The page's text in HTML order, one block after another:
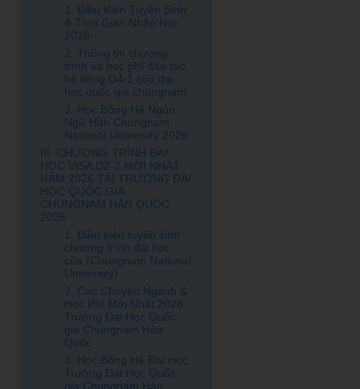
1. Điều Kiện Tuyển Sinh
& Thời Gian Nhập Học
2026
2. Thông tin chương
trình và học phí đào tạo
hệ tiếng D4-1 của đại
học quốc gia chungnam
3. Học Bổng Hệ Ngôn
Ngữ Hàn Chungnam
National University 2026
III. CHƯƠNG TRÌNH ĐẠI
HỌC VISA D2-2 MỚI NHẤT
NĂM 2026 TẠI TRƯỜNG ĐẠI
HỌC QUỐC GIA
CHUNGNAM HÀN QUỐC
2026
1. Điều kiện tuyển sinh
chương trình đại học
của (Chungnam National
University)
2. Các Chuyên Ngành &
Học Phí Mới Nhất 2026
Trường Đại Học Quốc
gia Chungnam Hàn
Quốc
3. Học Bổng Hệ Đại Học
Trường Đại Học Quốc
gia Chungnam Hàn